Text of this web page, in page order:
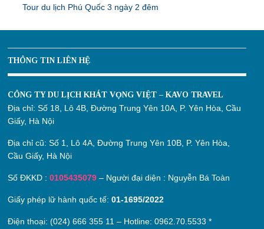
Tour du lịch Phú Quốc 3 ngày 2 đêm
THÔNG TIN LIÊN HỆ
CÔNG TY DU LỊCH KHÁT VỌNG VIỆT – KAVO TRAVEL
Địa chỉ:Số 18, Lô 4B, Đường Trung Yên 10A, P. Yên Hòa, Cầu
Giấy, Hà Nội
Địa chỉ cũ:Số 1, Lô 4A, Đường Trung Yên 10B, P. Yên Hòa,
Cầu Giấy, Hà Nội
Số ĐKKD :0105435079 – Người đại diện : Nguyễn Bá Toàn
Giấy phép lữ hành quốc tế:01-1695/2022
Điện thoại: (024) 666 355 11 – Hotline:0962.70.5533 *